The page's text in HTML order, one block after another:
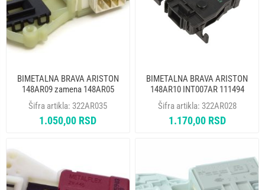
BIMETALNA BRAVA ARISTON
148AR09 zamena 148AR05
INT009AR AR4427
Šifra artikla: 322AR035
1.050,00 RSD
BIMETALNA BRAVA ARISTON
148AR10 INT007AR 111494
Šifra artikla: 322AR028
1.170,00 RSD